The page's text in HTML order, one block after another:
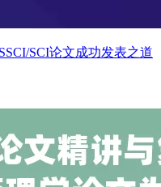
SCI论文成功发表之道